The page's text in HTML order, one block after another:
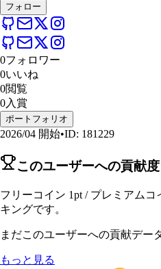
フォロー
0フォロワー
0いいね
0閲覧
0入賞
ポートフォリオ
2026/04 開始•ID: 181229
このユーザーへの貢献
フリーコイン 1pt / プレミアム
キングです。
まだこのユーザーへの貢献デー
もっと見る